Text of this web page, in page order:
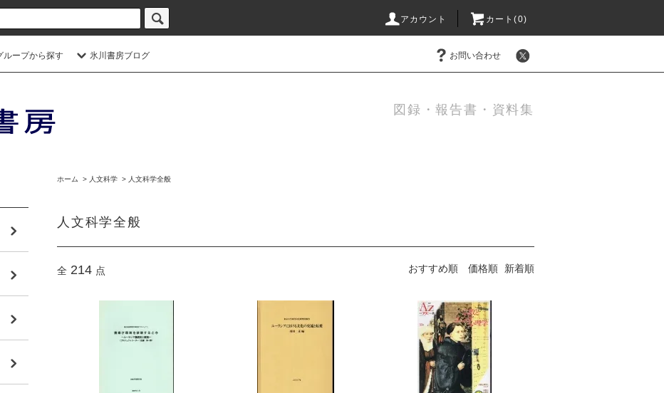
アカウント カート(0)
ループから探す 氷川書房ブログ お問い合わせ
図録・報告書・資料集
ホーム > 人文科学 > 人文科学全般
人文科学全般
全 214 点 おすすめ順 価格順 新着順